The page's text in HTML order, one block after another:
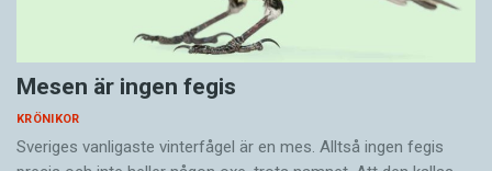
Mesen är ingen fegis
KRÖNIKOR
Sveriges vanligaste vinterfågel är en mes. Alltså ingen fegis